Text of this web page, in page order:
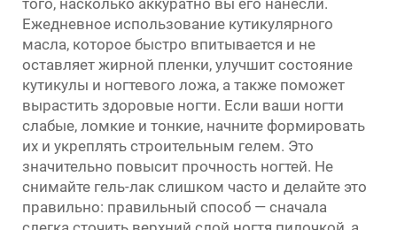
того, насколько аккуратно вы его нанесли.
Ежедневное использование кутикулярного
масла, которое быстро впитывается и не
оставляет жирной пленки, улучшит состояние
кутикулы и ногтевого ложа, а также поможет
вырастить здоровые ногти. Если ваши ногти
слабые, ломкие и тонкие, начните формировать
их и укреплять строительным гелем. Это
значительно повысит прочность ногтей. Не
снимайте гель-лак слишком часто и делайте это
правильно: правильный способ — сначала